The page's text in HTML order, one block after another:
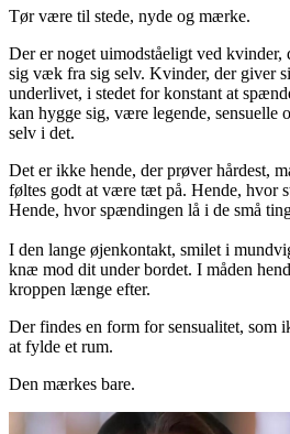
Tør være til stede, nyde og mærke.
Der er noget uimodståeligt ved
sig væk fra sig selv. Kvinder, der giver
underlivet, i stedet for konstant at
kan hygge sig, være legende, sensuelle
selv i det.
Det er ikke hende, der prøver hårdest,
føltes godt at være tæt på. Hende, hvor
Hende, hvor spændingen lå i de små
I den lange øjenkontakt, smilet i
knæ mod dit under bordet. I måden
kroppen længe efter.
Der findes en form for sensualitet, som
at fylde et rum.
Den mærkes bare.